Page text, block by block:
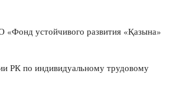
устойчивого развития «Қазына»
РК по индивидуальному трудовому